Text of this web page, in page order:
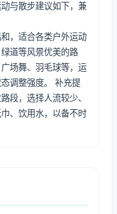
与散步建议如下，兼
，适合各类户外运动
道等风景优美的路
场舞、羽毛球等，运
调整强度。 补充提
段，选择人流较少、
、饮用水，以备不时